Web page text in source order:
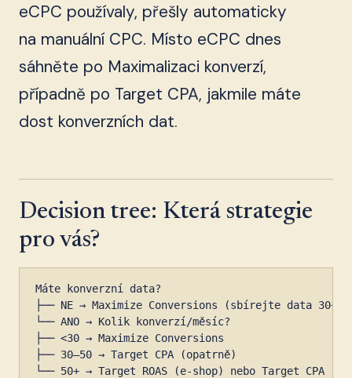
eCPC používaly, přešly automaticky
na manuální CPC. Místo eCPC dnes
sáhněte po Maximalizaci konverzí,
případně po Target CPA, jakmile máte
dost konverzních dat.
Decision tree: Která strategie
pro vás?
Máte konverzní data?
├── NE → Maximize Conversions (sbírejte data 30+
└── ANO → Kolik konverzí/měsíc?
├── <30 → Maximize Conversions
├── 30–50 → Target CPA (opatrně)
└── 50+ → Target ROAS (e-shop) nebo Target CPA